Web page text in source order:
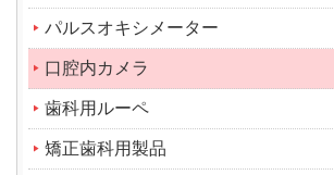
パルスオキシメーター
口腔内カメラ
歯科用ルーペ
矯正歯科用製品